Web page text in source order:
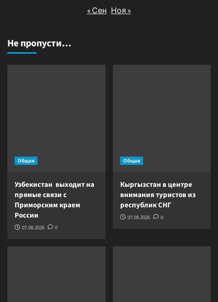
« Сен Ноя »
Не пропусти…
Общая
Узбекистан выходит на
прямые связи с
Приморским краем
России
07.08.2026 0
Общая
Кыргызстан в центре
внимания туристов из
республик СНГ
07.08.2026 0